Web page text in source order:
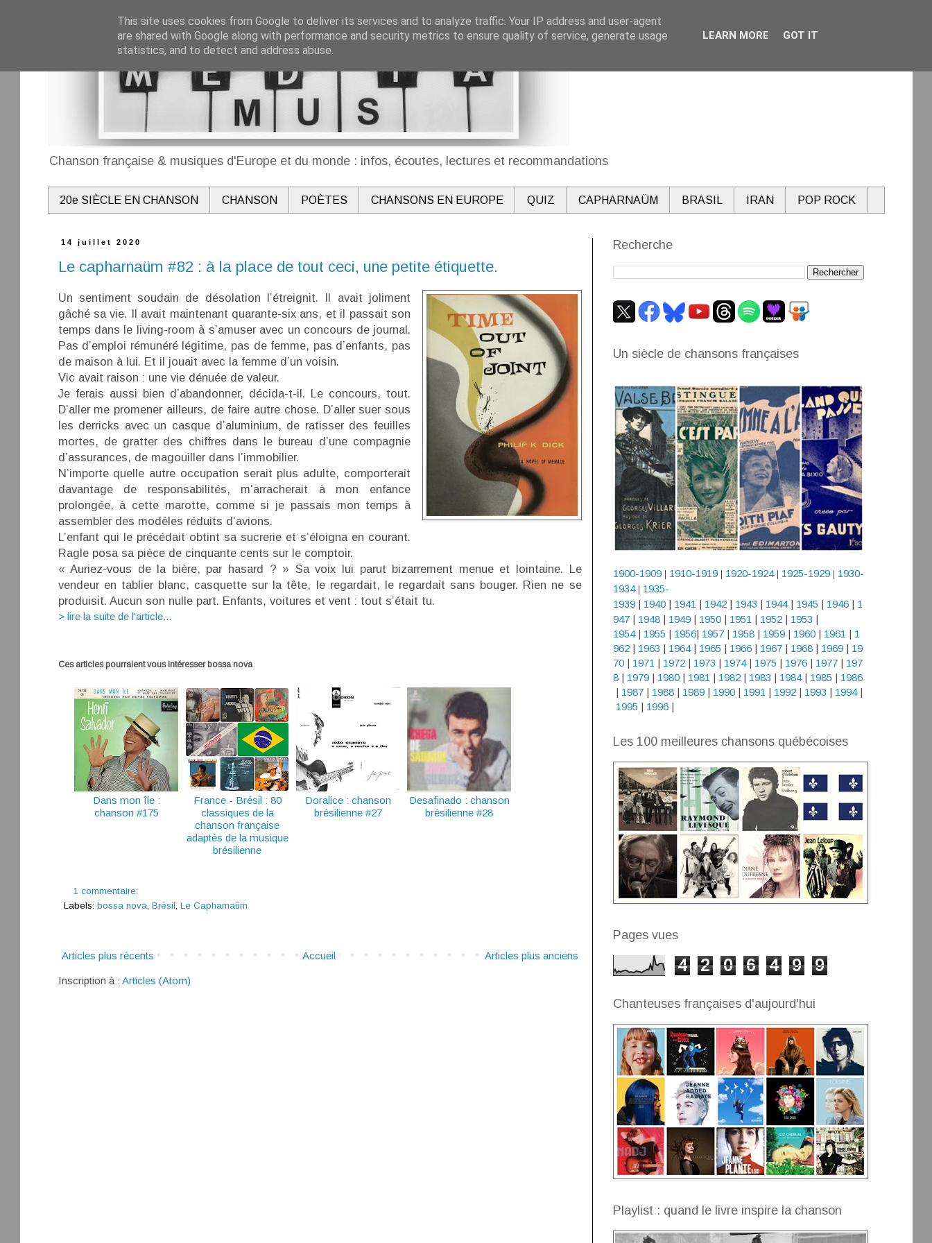
Chanson française & musiques d'Europe et du monde : infos, écoutes, lectures et recommandations
20e SIÈCLE EN CHANSON CHANSON POÈTES CHANSONS EN EUROPE QUIZ CAPHARNAÜM BRASIL IRAN POP ROCK
14 juillet 2020
Le capharnaüm #82 : à la place de tout ceci, une petite étiquette.
Un sentiment soudain de désolation l’étreignit. Il avait joliment
gâché sa vie. Il avait maintenant quarante-six ans, et il passait son
temps dans le living-room à s’amuser avec un concours de journal.
Pas d’emploi rémunéré légitime, pas de femme, pas d’enfants, pas
de maison à lui. Et il jouait avec la femme d’un voisin.
Vic avait raison : une vie dénuée de valeur.
Je ferais aussi bien d’abandonner, décida-t-il. Le concours, tout.
D’aller me promener ailleurs, de faire autre chose. D’aller suer sous
les derricks avec un casque d’aluminium, de ratisser des feuilles
mortes, de gratter des chiffres dans le bureau d’une compagnie
d’assurances, de magouiller dans l’immobilier.
N’importe quelle autre occupation serait plus adulte, comporterait
davantage de responsabilités, m’arracherait à mon enfance
prolongée, à cette marotte, comme si je passais mon temps à
assembler des modèles réduits d’avions.
L’enfant qui le précédait obtint sa sucrerie et s’éloigna en courant.
Ragle posa sa pièce de cinquante cents sur le comptoir.
« Auriez-vous de la bière, par hasard ? » Sa voix lui parut bizarrement menue et lointaine. Le
vendeur en tablier blanc, casquette sur la tête, le regardait, le regardait sans bouger. Rien ne se
produisit. Aucun son nulle part. Enfants, voitures et vent : tout s’était tu.
> lire la suite de l'article...
Ces articles pourraient vous intéresser bossa nova
Dans mon île :
chanson #175
France - Brésil : 80
classiques de la
chanson française
adaptés de la musique
brésilienne
Doralice : chanson
brésilienne #27
Desafinado : chanson
brésilienne #28
1 commentaire:
Labels: bossa nova, Brésil, Le Capharnaüm
Articles plus récents Articles plus anciens
Accueil
Inscription à : Articles (Atom)
Recherche
Un siècle de chansons françaises
1900-1909| 1910-1919| 1920-1924| 1925-1929| 1930-
1934| 1935-
1939 | 1940| 1941 | 1942| 1943 | 1944 | 1945 | 1946 | 1
947 | 1948 | 1949 | 1950 | 1951 | 1952 | 1953 |
1954| 1955 | 1956| 1957| 1958| 1959| 1960| 1961 | 1
962| 1963 | 1964| 1965 | 1966 | 1967| 1968| 1969| 19
70| 1971 | 1972| 1973 | 1974| 1975 | 1976| 1977| 197
8| 1979| 1980| 1981 | 1982| 1983 | 1984| 1985 | 1986
| 1987| 1988| 1989| 1990| 1991 | 1992| 1993 | 1994|
1995 | 1996|
Les 100 meilleures chansons québécoises
Pages vues
4 2 0 6 4 9 9
Chanteuses françaises d'aujourd'hui
Playlist : quand le livre inspire la chanson
This site uses cookies from Google to deliver its services and to analyze traffic. Your IP address and user-agent
are shared with Google along with performance and security metrics to ensure quality of service, generate usage
statistics, and to detect and address abuse.
LEARN MORE GOT IT